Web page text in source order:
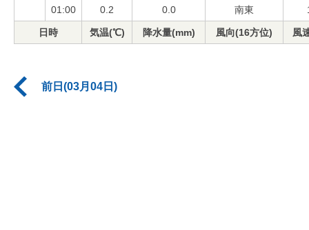
01:00 0.2 0.0 南東
日時 気温(℃) 降水量(mm) 風向(16方位) 風
前日(03月04日)